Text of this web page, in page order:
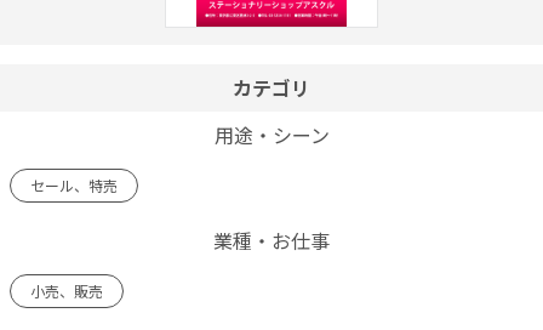
カテゴリ
用途・シーン
セール、特売
業種・お仕事
小売、販売